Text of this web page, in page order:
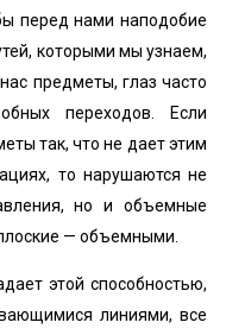
перед нами наподобие
которыми мы узнаем,
предметы, глаз часто
переходов. Если
так, что не дает этим
то нарушаются не
но и объемные
— объемными.
этой способностью,
линиями, все